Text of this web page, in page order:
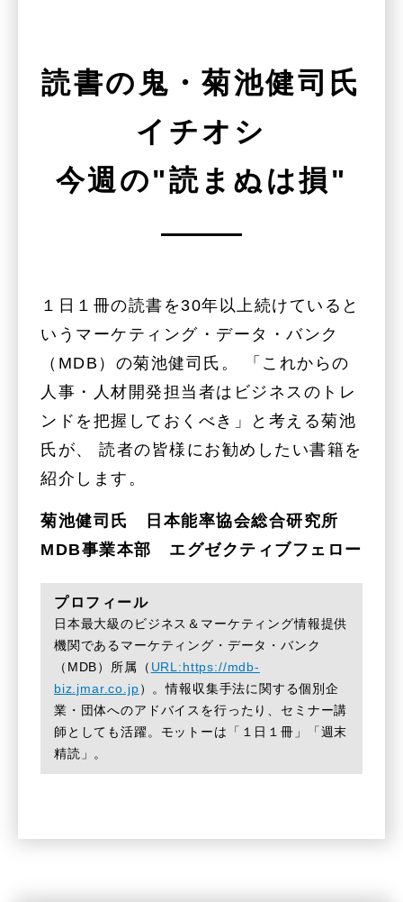
読書の鬼・菊池健司氏
イチオシ
今週の"読まぬは損"
１日１冊の読書を30年以上続けていると
いうマーケティング・データ・バンク
（MDB）の菊池健司氏。 「これからの
人事・人材開発担当者はビジネスのトレ
ンドを把握しておくべき」と考える菊池
氏が、 読者の皆様にお勧めしたい書籍を
紹介します。
菊池健司氏 日本能率協会総合研究所
MDB事業本部 エグゼクティブフェロー
プロフィール
日本最大級のビジネス＆マーケティング情報提供
機関であるマーケティング・データ・バンク
（MDB）所属（ URL:https://mdb-
biz.jmar.co.jp ）。情報収集手法に関する個別企
業・団体へのアドバイスを行ったり、セミナー講
師としても活躍。モットーは「１日１冊」「週末
精読」。